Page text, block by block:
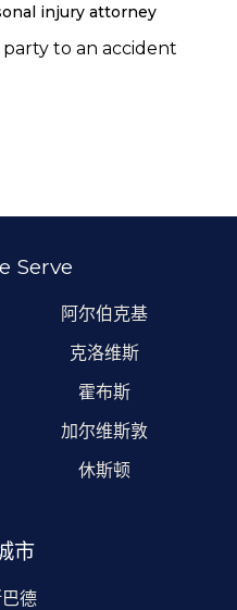
injury attorney
to an accident
Serve
阿尔伯克基
克洛维斯
霍布斯
加尔维斯敦
休斯顿
市
德